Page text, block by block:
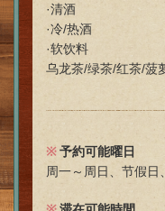
·清酒
·冷/热酒
·软饮料
乌龙茶/绿茶/红茶/菠
予約可能曜日
周一～周日、节假日
【包含长达5小时的畅
（含税） | 肉とチーズ
埼玉県川越市脇田本町9-5
https://555.owst.jp/
お